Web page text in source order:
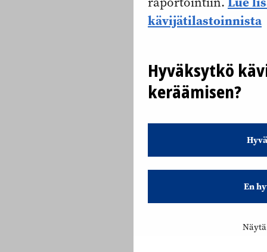
kävijätilastoinnista
Hyväksytkö
keräämisen?
En